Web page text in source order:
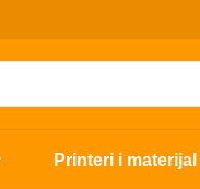
Printeri i materijal